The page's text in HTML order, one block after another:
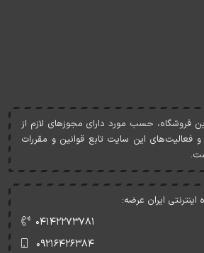
فروشگاه، حسب مورد دارای مجوزهای لازم از
فعاليت‌های اين سايت تابع قوانين و مقررات
ایران عرضه:
۰۴۱۴۲۲۷۳۷۸۱
۰۹۲۱۶۴۲۶۳۸۴